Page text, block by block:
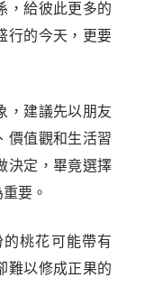
，給彼此更多的
行的今天，更要
，建議先以朋友
價值觀和生活習
決定，畢竟選擇
要。
桃花可能帶有
難以修成正果的